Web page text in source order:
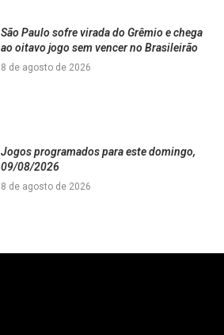
São Paulo sofre virada do Grêmio e chega
ao oitavo jogo sem vencer no Brasileirão
8 de agosto de 2026
Jogos programados para este domingo,
09/08/2026
8 de agosto de 2026